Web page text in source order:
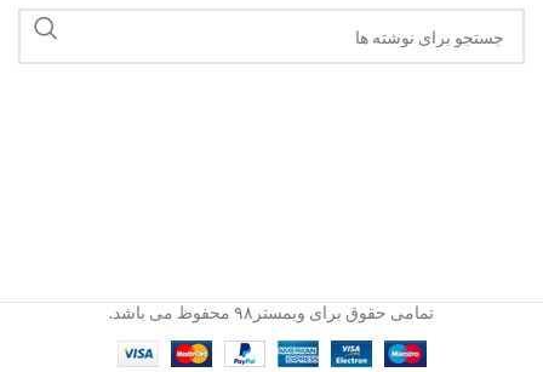
تمامی حقوق برای وبمستر۹۸ محفوظ می باشد.